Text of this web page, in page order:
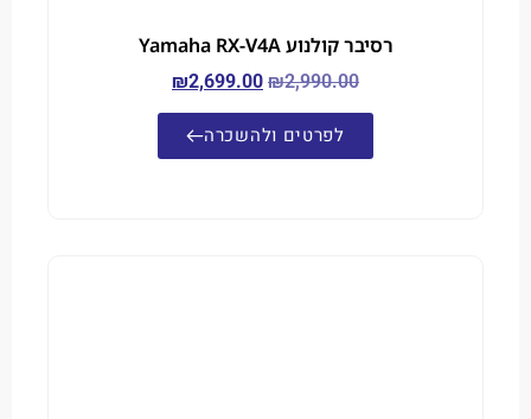
רסיבר קולנוע Yamaha RX-V4A
₪
₪2,699.00
לפרטים ולהשכרה